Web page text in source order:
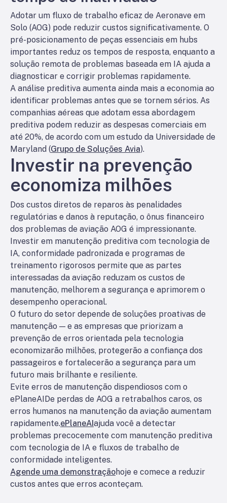
Adotar um fluxo de trabalho eficaz de Aeronave em
Solo (AOG) pode reduzir custos significativamente. O
pré-posicionamento de peças essenciais em hubs
importantes reduz os tempos de resposta, enquanto a
solução remota de problemas baseada em IA ajuda a
diagnosticar e corrigir problemas rapidamente.
A análise preditiva aumenta ainda mais a economia ao
identificar problemas antes que se tornem sérios. As
companhias aéreas que adotam essa abordagem
preditiva podem reduzir as despesas comerciais em
até 20%, de acordo com um estudo da Universidade de
Maryland (Grupo de Soluções Avia).
Investir na prevenção
economiza milhões
Dos custos diretos de reparos às penalidades
regulatórias e danos à reputação, o ônus financeiro
dos problemas de aviação AOG é impressionante.
Investir em manutenção preditiva com tecnologia de
IA, conformidade padronizada e programas de
treinamento rigorosos permite que as partes
interessadas da aviação reduzam os custos de
manutenção, melhorem a segurança e aprimorem o
desempenho operacional.
O futuro do setor depende de soluções proativas de
manutenção — e as empresas que priorizam a
prevenção de erros orientada pela tecnologia
economizarão milhões, protegerão a confiança dos
passageiros e fortalecerão a segurança para um
futuro mais brilhante e resiliente.
Evite erros de manutenção dispendiosos com o
ePlaneAIDe perdas de AOG a retrabalhos caros, os
erros humanos na manutenção da aviação aumentam
rapidamente.ePlaneAIajuda você a detectar
problemas precocemente com manutenção preditiva
com tecnologia de IA e fluxos de trabalho de
conformidade inteligentes.
Agende uma demonstraçãohoje e comece a reduzir
custos antes que erros aconteçam.